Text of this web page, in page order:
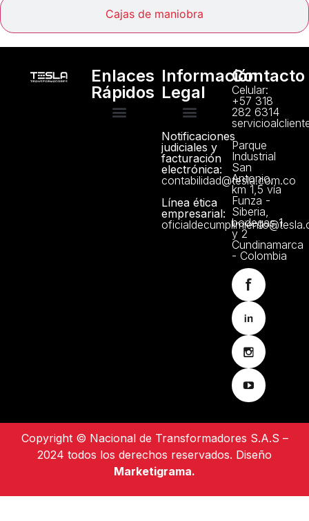
Cajas de maniobra
Enlaces
Rápidos
Información
Legal
Notificaciones
judiciales y
facturación
electrónica:
contabilidad@tesla.com.co
Línea ética
empresarial:
Contacto
Celular:
+57 318
282 6314
Parque
Industrial
San
Antonio,
km 1,5 vía
Funza -
Siberia,
bodegas 1
y 2
Cundinamarca
- Colombia
Copyright © Nacional de Transformadores S.A.S –
2024 todos los derechos reservados. Diseño
Marketigrama.